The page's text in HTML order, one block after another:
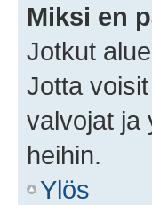
Miksi en
Jotkut
Jotta
valvojat ja
heihin.
Ylös